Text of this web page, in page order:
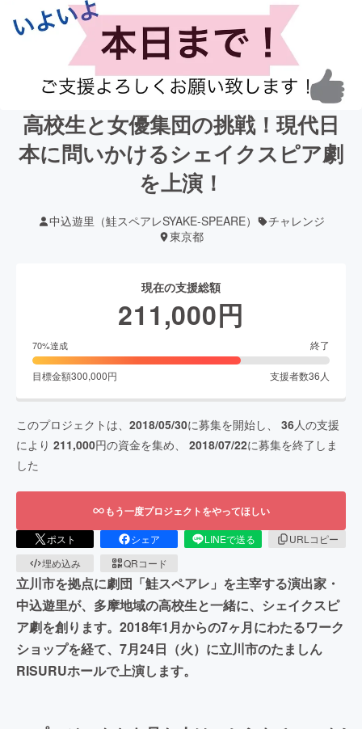
高校生と女優集団の挑戦！現代日
本に問いかけるシェイクスピア劇
を上演！
中込遊里（鮭スペアレSYAKE-SPEARE）
チャレンジ
東京都
現在の支援総額
211,000円
70%達成 終了
目標金額300,000円 支援者数36 人
このプロジェクトは、 2018/05/30に募集を開始し、 36人の支援
により 211,000円の資金を集め、 2018/07/22に募集を終了しま
した
もう一度プロジェクトをやってほしい
ポスト シェア LINEで送る
URLコピー
埋め込み
QRコード
立川市を拠点に劇団「鮭スペアレ」を主宰する演出家・
中込遊里が、多摩地域の高校生と一緒に、シェイクスピ
ア劇を創ります。2018年1月からの7ヶ月にわたるワーク
ショップを経て、7月24日（火）に立川市のたましん
RISURUホールで上演します。